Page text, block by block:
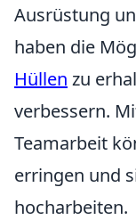
Ausrüstung
haben die
Hüllen zu
verbessern.
Teamarbeit
erringen und
hocharbeiten.